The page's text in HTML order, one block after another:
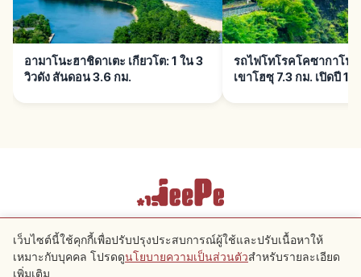
อามาโนะฮาชิดาเตะ เกียวโต: 1 ใน 3
วิวดัง สันดอน 3.6 กม.
รถไฟโทโรคโคซากาโนะ
เขาโฮซุ 7.3 กม. เปิดปี
ใกล้เคียง
เงื่อนไขการให้บริการ นโยบายความเป็นส่วนตัว การตั้งค่าคุกกี้
เว็บไซต์นี้ใช้คุกกี้เพื่อปรับปรุงประสบการณ์ผู้ใช้และปรับเนื้อหาให้
เหมาะกับบุคคล โปรดดูนโยบายความเป็นส่วนตัวสำหรับรายละเอียด
เพิ่มเติม